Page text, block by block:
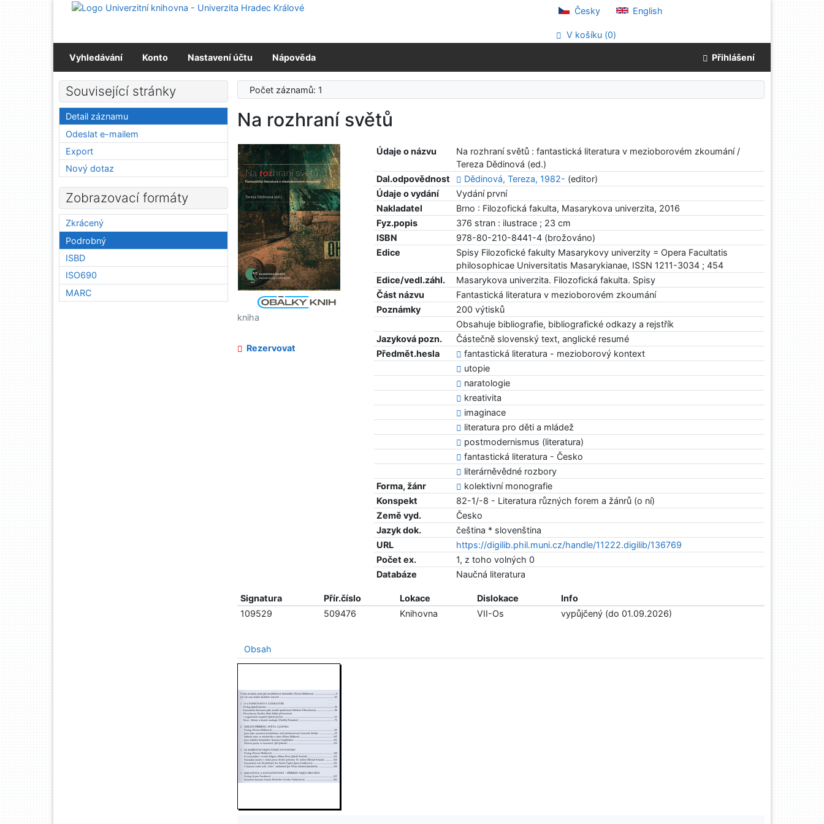
Přejít na obsah
Česky English
V košíku (0)
Vyhledávání Konto Nastavení účtu Nápověda Přihlášení
Počet záznamů: 1
Na rozhraní světů
Údaje o názvu
Na rozhraní světů : fantastická literatura v mezioborovém zkoumání /
Tereza Dědinová (ed.)
Dal.odpovědnost
Dědinová, Tereza, 1982- (editor)
Údaje o vydání
Vydání první
Nakladatel
Brno : Filozofická fakulta, Masarykova univerzita, 2016
Fyz.popis
376 stran : ilustrace ; 23 cm
ISBN
978-80-210-8441-4 (brožováno)
Edice
Spisy Filozofické fakulty Masarykovy univerzity = Opera Facultatis
philosophicae Universitatis Masarykianae, ISSN 1211-3034 ; 454
Edice/vedl.záhl.
Masarykova univerzita. Filozofická fakulta. Spisy
Část názvu
Fantastická literatura v mezioborovém zkoumání
Poznámky
200 výtisků
Obsahuje bibliografie, bibliografické odkazy a rejstřík
Jazyková pozn.
Částečně slovenský text, anglické resumé
Předmět.hesla
fantastická literatura - mezioborový kontext
utopie
naratologie
kreativita
imaginace
literatura pro děti a mládež
postmodernismus (literatura)
fantastická literatura - Česko
literárněvědné rozbory
Forma, žánr
kolektivní monografie
Konspekt
82-1/-8 - Literatura různých forem a žánrů (o ní)
Země vyd.
Česko
Jazyk dok.
čeština * slovenština
URL
https://digilib.phil.muni.cz/handle/11222.digilib/136769
Počet ex.
1, z toho volných 0
Databáze
Naučná literatura
kniha
Rezervovat
Signatura Přír.číslo Lokace Dislokace
Info
109529
509476 Knihovna VII-Os vypůjčený (do 01.09.2026)
Obsah
Související stránky
Detail záznamu
Odeslat e-mailem
Export
Nový dotaz
Zobrazovací formáty
Zkrácený
Podrobný
ISBD
ISO690
MARC